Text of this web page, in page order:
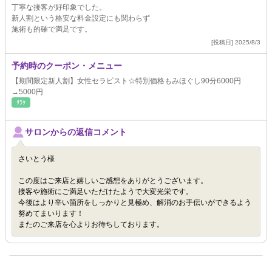
丁寧な接客が好印象でした。
新人割という格安な料金設定にも関わらず
施術も的確で満足です。
[投稿日] 2025/8/3
予約時のクーポン・メニュー
【期間限定新人割】女性セラピスト☆特別価格もみほぐし90分6000円
→5000円
ﾘﾗｸ
サロンからの返信コメント
さいとう様
この度はご来店と嬉しいご感想をありがとうございます。
接客や施術にご満足いただけたようで大変光栄です。
今後はより辛い箇所をしっかりと見極め、解消のお手伝いができるよう
努めてまいります！
またのご来店を心よりお待ちしております。